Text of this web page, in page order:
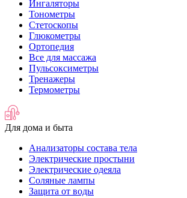
Ингаляторы
Тонометры
Стетоскопы
Глюкометры
Ортопедия
Все для массажа
Пульсоксиметры
Тренажеры
Термометры
Для дома и быта
Анализаторы состава тела
Электрические простыни
Электрические одеяла
Соляные лампы
Защита от воды